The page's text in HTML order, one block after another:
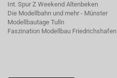
Int. Spur Z Weekend Altenbeken
Die Modellbahn und mehr - Münster
Modellbautage Tulln
Faszination Modellbau Friedrichshafen